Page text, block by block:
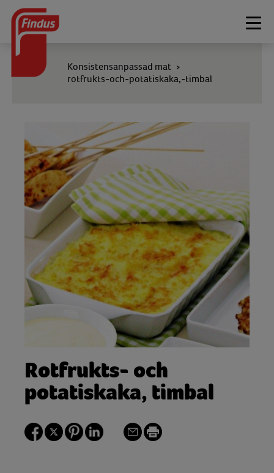
Konsistensanpassad mat >
rotfrukts-och-potatiskaka,-timbal
Rotfrukts- och
potatiskaka, timbal